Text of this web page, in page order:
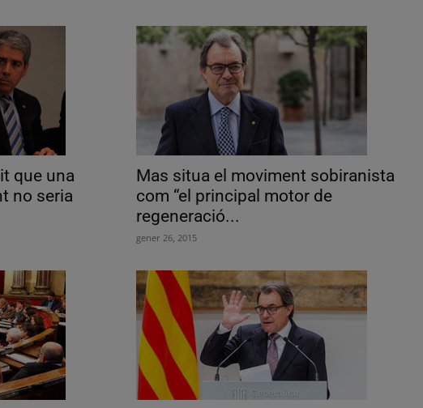
que una
no seria
Mas situa el moviment sobiranista
com “el principal motor de
regeneració...
gener 26, 2015